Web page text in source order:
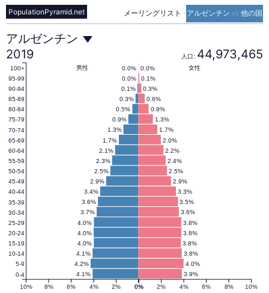
メーリングリスト - アルゼンチン vs 他の国
PopulationPyramid.net
ア
ル
ゼ
ン
チ
ン
の
人
アルゼンチン
2019
人口: 44,973,465
3.9%
4.1%
4.0%
4.2%
3.8%
4.1%
3.8%
4.0%
3.8%
4.0%
3.8%
4.0%
3.6%
3.7%
3.5%
3.6%
3.3%
3.4%
2.9%
2.9%
2.5%
2.5%
2.4%
2.3%
2.2%
2.1%
2.0%
1.7%
1.7%
1.3%
1.3%
0.9%
0.9%
0.5%
0.6%
0.3%
0.3%
0.1%
0.1%
0.0%
0.0%
0.0% 女性
男性
0% 2% 4% 6% 8% 10%
10% 8% 6% 4% 2% 0%
0-4
5-9
10-14
15-19
20-24
25-29
30-34
35-39
40-44
45-49
50-54
55-59
60-64
65-69
70-74
75-79
80-84
85-89
90-94
95-99
100+